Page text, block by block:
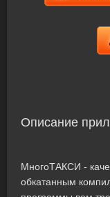
Описание
МногоТАКСИ -
обкатанным